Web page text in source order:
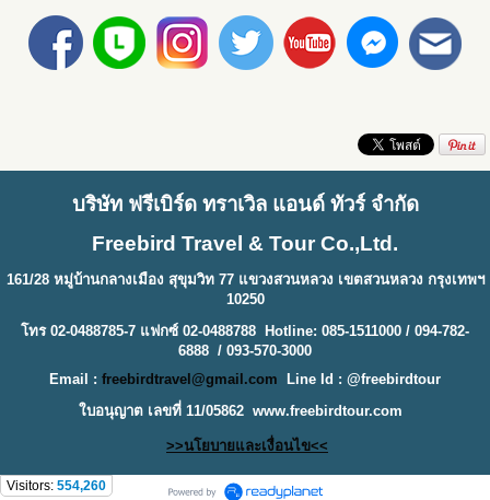
บริษัท ฟรีเบิร์ด ทราเวิล แอนด์ ทัวร์ จำกัด
Freebird Travel & Tour Co.,Ltd.
161/28 หมู่บ้านกลางเมือง สุขุมวิท 77 แขวงสวนหลวง เขตสวนหลวง กรุงเทพฯ
10250
โทร 02-0488785-7 แฟกซ์ 02-0488788 Hotline: 085-1511000 / 094-782-
6888 / 093-570-3000
Email : freebirdtravel@gmail.com
Line Id : @freebirdtour
ใบอนุญาต เลขที่ 11/05862 www.freebirdtour.com
>>นโยบายและเงื่อนไข<<
Visitors: 554,260